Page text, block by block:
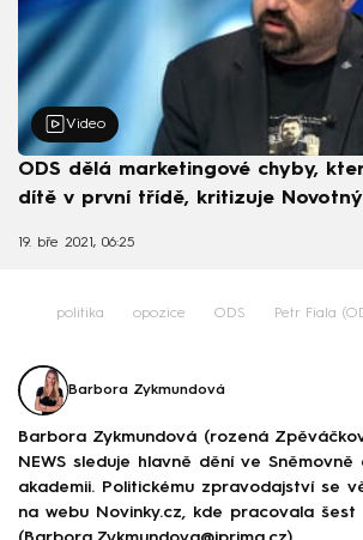
Video
ODS dělá marketingové chyby,
dítě v první třídě, kritizuje Novotný
19. bře 2021, 06:25
politika opozice ODS Petr Fiala
Barbora Zykmundová
Barbora Zykmundová (rozená
NEWS sleduje hlavně dění ve Sněmovně
akademii. Politickému zpravodajství se
na webu Novinky.cz, kde pracovala šest